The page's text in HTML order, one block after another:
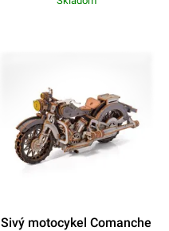
Sivý motocykel Comanche